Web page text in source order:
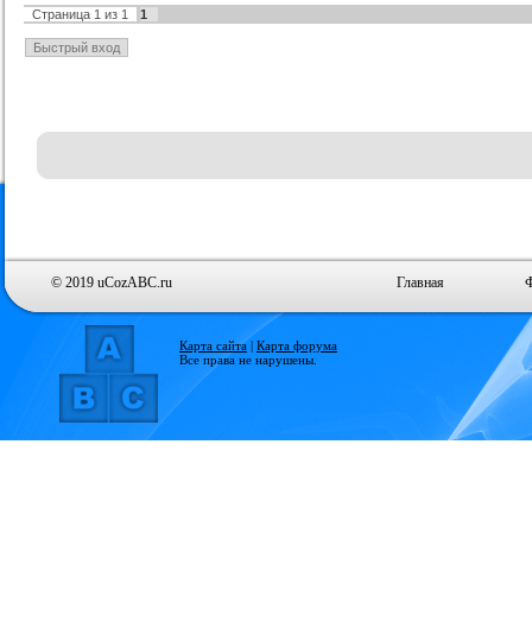
Страница 1 из 1 1
© 2019 uCozABC.ru Главная
Карта сайта | Карта форума
Все права не нарушены.